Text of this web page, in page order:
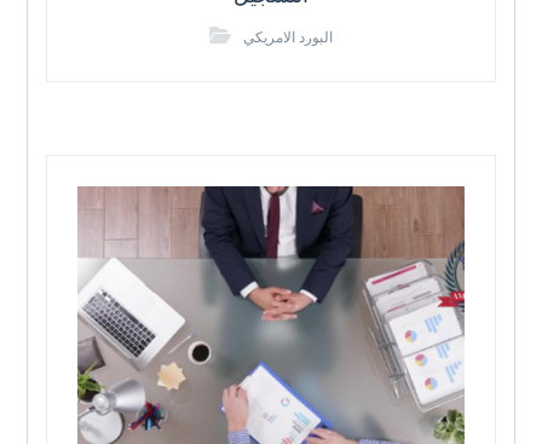
البورد الامريكي